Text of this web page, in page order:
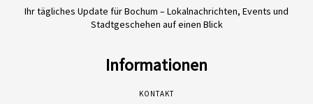
Ihr tägliches Update für Bochum – Lokalnachrichten, Events und
Stadtgeschehen auf einen Blick
Informationen
KONTAKT